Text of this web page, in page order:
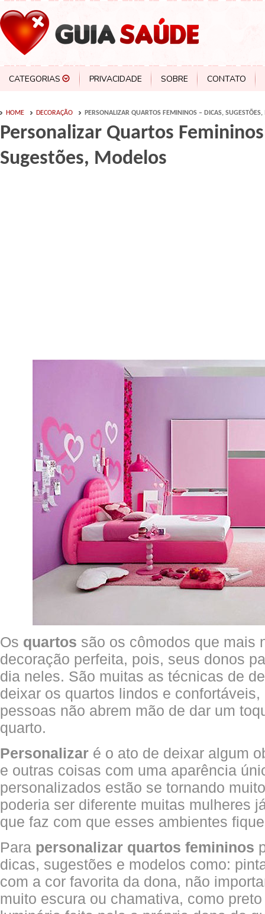
CATEGORIAS PRIVACIDADE SOBRE CONTATO
HOME DECORAÇÃO PERSONALIZAR QUARTOS FEMININOS – DICAS, SUGESTÕES,
Personalizar Quartos
Sugestões, Modelos
Os quartos são os cômodos que mais
decoração perfeita, pois, seus donos
dia neles. São muitas as técnicas de
deixar os quartos lindos e
pessoas não abrem mão de dar um
quarto.
Personalizar é o ato de deixar algum
e outras coisas com uma aparência
personalizados estão se tornando
poderia ser diferente muitas mulheres
que faz com que esses ambientes
Para personalizar quartos femininos
dicas, sugestões e modelos como:
com a cor favorita da dona, não
muito escura ou chamativa, como